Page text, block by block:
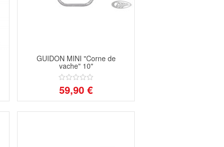
GUIDON MINI "Corne de
vache" 10"
59,90 €